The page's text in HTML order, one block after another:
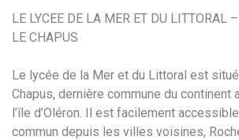
LE LYCEE DE LA MER ET DU LITTORAL
LE CHAPUS
Le lycée de la Mer et du Littoral est
Chapus, dernière commune du continent
l’île d’Oléron. Il est facilement
commun depuis les villes voisines,